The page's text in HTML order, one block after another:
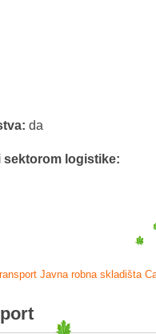
da
sektorom logistike:
Javna robna skladišta